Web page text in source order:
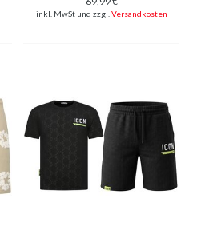
Blumenanzug mit
Shorts, Herren-
inkl. MwSt und zzgl. Versandkosten